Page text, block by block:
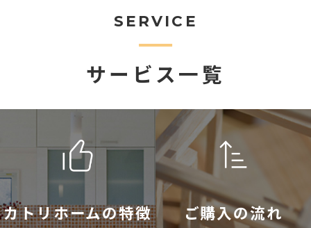
SERVICE
サービス一覧
カトリホームの特徴 ご購入の流れ